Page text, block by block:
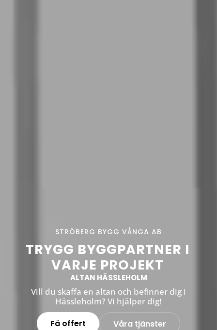
STRÖBERG BYGG VÅNGA AB
TRYGG BYGGPARTNER I
VARJE PROJEKT
ALTAN HÄSSLEHOLM
Vill du skaffa en altan och befinner dig i
Hässleholm? Vi hjälper dig!
Få offert
Våra tjänster